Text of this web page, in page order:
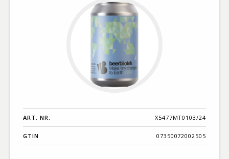
ART. NR. X5477MT0103/24
GTIN 07350072002505